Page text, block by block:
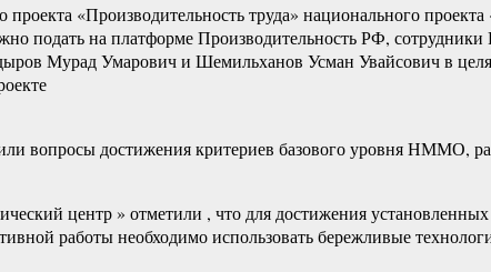
«Производительность труда» национального
подать на платформе Производительность РФ,
Мурад Умарович и Шемильханов Усман Увайсович в
вопросы достижения критериев базового уровня НММО,
центр » отметили , что для достижения установленных
работы необходимо использовать бережливые